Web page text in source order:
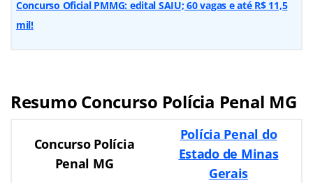
Concurso Oficial PMMG: edital SAIU; 60 vagas e até R$ 11,5
mil!
Resumo Concurso Polícia Penal MG
Concurso Polícia
Penal MG
Polícia Penal do
Estado de Minas
Gerais